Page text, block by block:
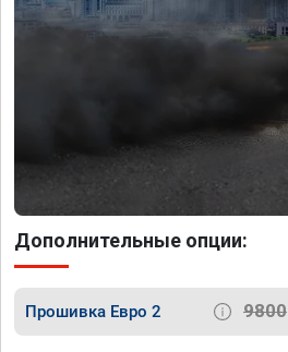
Дополнительные опции:
Прошивка Евро 2 9800